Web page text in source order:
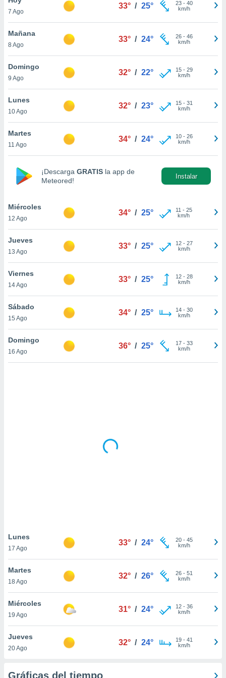
y
en
más
de
cookies
aceptar
de
sitio
de que
sean
para
ni para
únicos
similares
como
IP
posible
traten tus
en
Para
7 Ago
33° / 25° 23- 40
km/h
Mañana
8 Ago
33° / 24° 26- 46
km/h
Domingo
9 Ago
32° / 22° 15- 29
km/h
Lunes
10 Ago
32° / 23° 15- 31
km/h
Martes
11 Ago
34° / 24° 10- 26
km/h
¡Descarga GRATIS la app de
Meteored!
Instalar
Miércoles
12 Ago
34° / 25° 11 - 25
km/h
Jueves
13 Ago
33° / 25° 12- 27
km/h
Viernes
14 Ago
33° / 25° 12- 28
km/h
Sábado
15 Ago
34° / 25° 14- 30
km/h
Domingo
16 Ago
36° / 25° 17- 33
km/h
Lunes
17 Ago
33° / 24° 20- 45
km/h
Martes
18 Ago
32° / 26° 26- 51
km/h
Miércoles
19 Ago
31° / 24° 12- 36
km/h
Jueves
20 Ago
32° / 24° 19- 41
km/h
Gráficas del tiempo